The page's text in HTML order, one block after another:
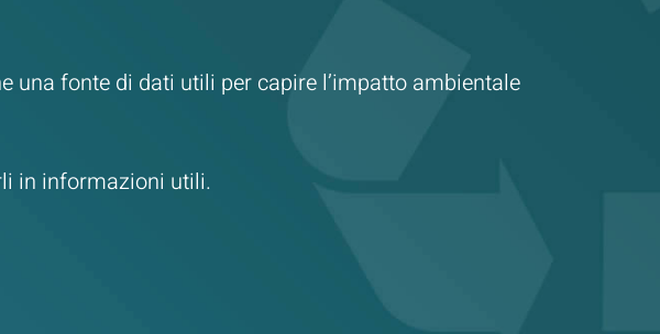
una fonte di dati utili per capire l’impatto ambientale
in informazioni utili.